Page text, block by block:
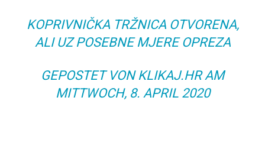
KOPRIVNIČKA TRŽNICA OTVORENA,
ALI UZ POSEBNE MJERE OPREZA
GEPOSTET VON KLIKAJ.HRAM
MITTWOCH, 8. APRIL 2020